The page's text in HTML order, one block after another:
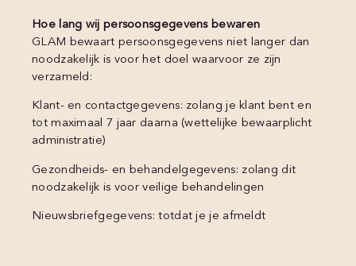
Hoe lang wij persoonsgegevens bewaren
GLAM bewaart persoonsgegevens niet langer dan
noodzakelijk is voor het doel waarvoor ze zijn
verzameld:
Klant- en contactgegevens: zolang je klant bent en
tot maximaal 7 jaar daarna (wettelijke bewaarplicht
administratie)
Gezondheids- en behandelgegevens: zolang dit
noodzakelijk is voor veilige behandelingen
Nieuwsbriefgegevens: totdat je je afmeldt